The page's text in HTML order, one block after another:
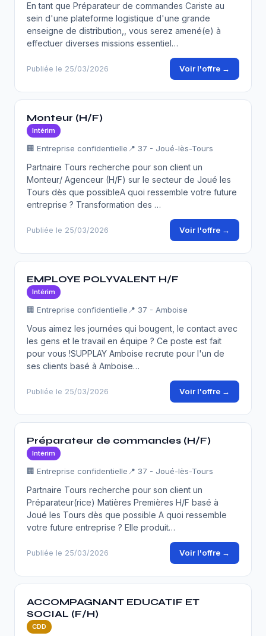
En tant que Préparateur de commandes Cariste au
sein d'une plateforme logistique d'une grande
enseigne de distribution,, vous serez amené(e) à
effectuer diverses missions essentiel…
Publiée le 25/03/2026 Voir l'offre →
Monteur (H/F)
Intérim
🏢 Entreprise confidentielle 📍 37 - Joué-lès-Tours
Partnaire Tours recherche pour son client un
Monteur/ Agenceur (H/F) sur le secteur de Joué les
Tours dès que possibleA quoi ressemble votre future
entreprise ? Transformation des …
Publiée le 25/03/2026 Voir l'offre →
EMPLOYE POLYVALENT H/F
Intérim
🏢 Entreprise confidentielle 📍 37 - Amboise
Vous aimez les journées qui bougent, le contact avec
les gens et le travail en équipe ? Ce poste est fait
pour vous !SUPPLAY Amboise recrute pour l'un de
ses clients basé à Amboise…
Publiée le 25/03/2026 Voir l'offre →
Préparateur de commandes (H/F)
Intérim
🏢 Entreprise confidentielle 📍 37 - Joué-lès-Tours
Partnaire Tours recherche pour son client un
Préparateur(rice) Matières Premières H/F basé à
Joué les Tours dès que possible A quoi ressemble
votre future entreprise ? Elle produit…
Publiée le 25/03/2026 Voir l'offre →
ACCOMPAGNANT EDUCATIF ET
SOCIAL (F/H)
CDD